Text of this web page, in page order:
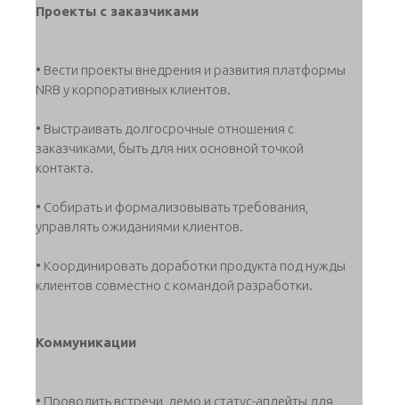
Проекты с заказчиками
• Вести проекты внедрения и развития платформы
NRB у корпоративных клиентов.
• Выстраивать долгосрочные отношения с
заказчиками, быть для них основной точкой
контакта.
• Собирать и формализовывать требования,
управлять ожиданиями клиентов.
• Координировать доработки продукта под нужды
клиентов совместно с командой разработки.
Коммуникации
• Проводить встречи, демо и статус-апдейты для